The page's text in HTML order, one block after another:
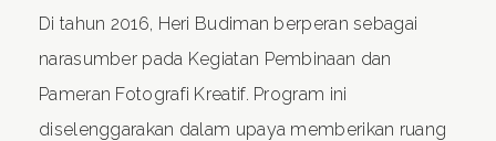
Di tahun 2016, Heri Budiman berperan sebagai
narasumber pada Kegiatan Pembinaan dan
Pameran Fotografi Kreatif. Program ini
diselenggarakan dalam upaya memberikan ruang